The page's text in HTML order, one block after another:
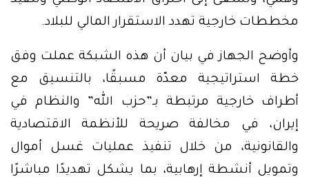
مخططات خارجية تهدد الاستقرار المالي للبلاد.
وأوضح الجهاز في بيان أن هذه الشبكة عملت وفق
خطة استراتيجية معدّة مسبقًا، بالتنسيق مع
أطراف خارجية مرتبطة بـ”حزب الله” والنظام في
إيران، في مخالفة صريحة للأنظمة الاقتصادية
والقانونية، من خلال تنفيذ عمليات غسل أموال
وتمويل أنشطة إرهابية، بما يشكل تهديدًا مباشرًا